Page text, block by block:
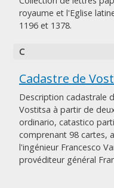
royaume et l'Eglise
1196 et 1378.
C
Cadastre de
Description cadastrale
Vostitsa à partir de
ordinario, catastico
comprenant 98 cartes,
l'ingénieur Francesco
provéditeur général